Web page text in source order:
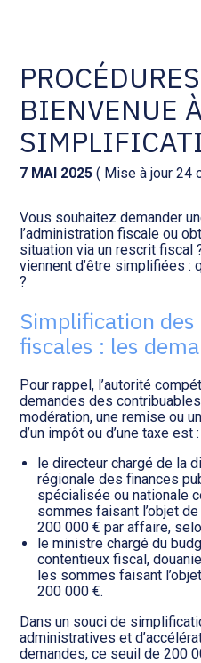
Social et ressources
Assistance juridique
Audit légal
Procédures collectives
Transition numérique
Tenue de votre
ACD
Facturation et pilotage :
Facturation et pilotage :
Analyse et tableau de
Gérer vos ressources
BIENVENUE
7 MAI 2025 ( Mise à jour 24
Vous souhaitez demander
l’administration fiscale ou
situation via un rescrit fiscal
viennent d’être simplifiées :
?
Simplification des
fiscales : les
Pour rappel, l’autorité
demandes des
modération, une remise ou
d’un impôt ou d’une taxe est :
le directeur chargé de la
régionale des finances
spécialisée ou nationale
sommes faisant l’objet
200 000 € par affaire,
le ministre chargé du
contentieux fiscal,
les sommes faisant
200 000 €.
Dans un souci de
administratives et
demandes, ce seuil de 200